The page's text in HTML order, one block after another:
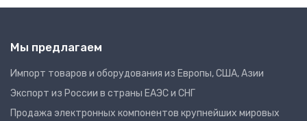
Мы предлагаем
Импорт товаров и оборудования из Европы, США, Азии
Экспорт из России в страны ЕАЭС и СНГ
Продажа электронных компонентов крупнейших мировых